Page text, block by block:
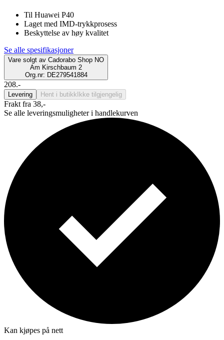
Til Huawei P40
Laget med IMD-trykkprosess
Beskyttelse av høy kvalitet
Se alle spesifikasjoner
Vare solgt av Cadorabo Shop NO
Am Kirschbaum 2
Org.nr: DE279541884
208.-
Levering Hent i butikk Ikke tilgjengelig
Frakt fra 38,-
Se alle leveringsmuligheter i handlekurven
Kan kjøpes på nett